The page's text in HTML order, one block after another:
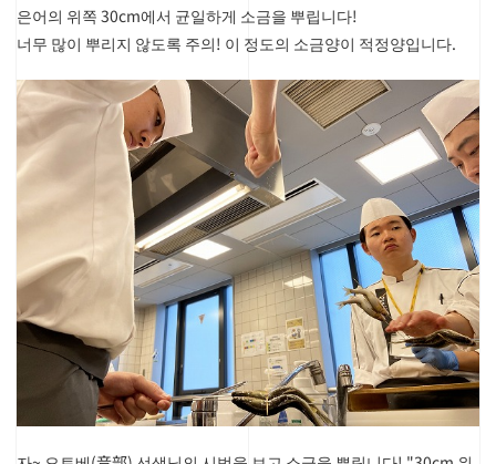
은어의 위쪽 30cm에서 균일하게 소금을 뿌립니다!
너무 많이 뿌리지 않도록 주의! 이 정도의 소금양이 적정양입니다.